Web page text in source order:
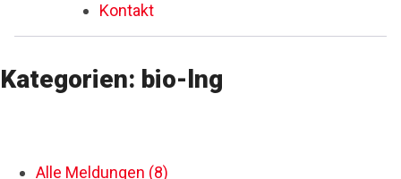
Kontakt
Kategorien: bio-lng
Alle Meldungen (8)